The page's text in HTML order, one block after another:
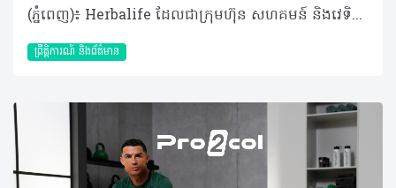
(ភ្នំពេញ)៖ Herbalife ដែលជាក្រុមហ៊ុន សហគមន៍ និងវេទិកាភ្ជាប់ទំនាក់ទំនង លំដាប់ថ្នាក់ពិភពលោក ផ្នែកសុខភាព និងសុខុមាលភាពបានចែករំលែកអំពី មូលហេតុដែលការថែទាំសុខភាពខ្លួនឯង គឺជាកាតព្វកិច្ចដែលអ្នកមិនគួរមើលរំលង។ ខណៈដែលយើងប្រារព្ធទិវានារីអន្តរជាតិឆ្នាំ ២០២៦ ប្រធានបទ #GiveToGain លើកទឹកចិត្តឱ្យមានការផ្លាស់ប្តូរវិជ្ជមានយូរអង្វែង មិនត្រឹមតែសម្រាប់អ្នកដទៃប៉ុណ្ណោះទេ ប៉ុន្តែគឺសម្រាប់ខ្លួនយើងផ្ទាល់ផងដែរ។ នៅក្នុងគ្រួសារជាច្រើននៅតំបន់អាស៊ីប៉ាស៊ីហ្វិក ស្ត្រីតែងតែរ៉ាប់រងតួនាទីជាច្រើនក្នុងពេលតែមួយ ជាអ្នកជំនាញនៅកន្លែងធ្វើការ ជាអ្នកសម្រេចចិត្តចំពោះកិច្ចការនានានៅផ្ទះ ហើយក៏ជាបង្គោលដ៏រឹងមាំផ្នែកស្មារតីសម្រាប់សមាជិកគ្រួសារទាំងមូលផងដែរ។ ការទទួលខុសត្រូវច្រើនទាំងនេះ តែងតែធ្វើឱ្យមានការទទួលទានអាហារមិនដិតដល់ ឬទាំងប្រញាប់ប្រញាល់ គេងមិនបានគ្រប់គ្រាន់ ភាពតានតឹងកើនឡើង ដែលនាំឱ្យសុខភាព និងសុខុមាលភាពធ្លាក់ចុះ ហើយជារឿយៗច្រើនតែត្រូវបានមើលរំលង។ ក្នុងនាមជាសមាជិកនៃក្រុមប្រឹក្សាយោបល់ផ្នែករបបអាហាររបស់ Herbalife ដែលធ្វើការជាមួយប្រទេសក្នុងតំបន់អាស៊ីប៉ាស៊ីហ្វិក មានការពិតមួយដែលខ្ញុំសង្កេតឃើញម្តងហើយម្តងទៀត៖ នៅពេលដែលស្ត្រីចាប់ផ្តើមវិនិយោគលើសុខភាពផ្ទាល់ខ្លួន គ្រួសារ កន្លែងធ្វើការ និងមនុស្សជំនាន់ក្រោយរបស់ពួកគេក៏ទទួលបានផលប្រយោជន៍ផងដែរ។ តាមរយៈការធ្វើការយ៉ាងជិតស្និទ្ធជាមួយស្ត្រីដែលត្រូវរ៉ាប់រងការទទួលខុសត្រូវច្រើន ប្រធានបទ #GiveToGain បានគូសបញ្ជាក់ពីការពិតដ៏សាមញ្ញមួយ៖ ការថែទាំសុខភាពខ្លួនឯង គឺជាមធ្យោបាយដ៏មានប្រសិទ្ធភាពបំផុតមួយ ដើម្បីរក្សាថាមពល និងភាពធន់ដែលចាំបាច់សម្រាប់ទ្រទ្រង់ទាំងការងារ និងគ្រួសារ។ ការផ្តល់ឱ្យរាងកាយ៖ តួនាទីនៃអាហារូបត្ថម្ភ និងជាតិទឹក ស្ត្រីនៅទូទាំងតំបន់ ក៏កំពុងប្រឈមមុខនឹងបញ្ហាអាហារូបត្ថម្ភដែលគួរឱ្យកត់សម្គាល់។ របាយការណ៍នានាបង្ហាញថា អត្រាលើសទម្ងន់ចំពោះមនុស្សពេញវ័យមានការកើនឡើងជាលំដាប់ ខណៈដែលបញ្ហាកុមារក្រិន និងជំងឺស្លេកស្លាំងនៅតែបន្តរីករាលដាលក្នុងចំណោមស្ត្រីក្នុងវ័យបន្តពូជ។ បន្ទុកទ្វេដងនេះប៉ះពាល់ដល់គ្រប់ទិដ្ឋភាពទាំងអស់ចាប់តាំងពីសុខភាពមាតា និងទារក រហូតដល់ថាមពលប្រចាំថ្ងៃ និងភាពរឹងមាំផ្នែកស្មារតី ដែលកាន់តែបញ្ជាក់ពីភាពចាំបាច់សម្រាប់ស្ត្រី ក្នុងការយកចិត្តទុកដាក់ពីសុខភាព និងសុខុមាលភាពរបស់ខ្លួនតាមរយៈការជ្រើសរើសដ៏ត្រឹមត្រូវ និងប្រកបដោយការយល់ដឹង។ អាហារូបត្ថម្ភគឺជាគ្រឹះនៃសុខភាព ដែលជួយទ្រទ្រង់ដល់កម្រិតថាមពល ស្ថិរភាពមេតាប៉ូលីស ប្រព័ន្ធភាពស៊ាំរឹងមាំ និងការឈានចូលវ័យជរាប្រកបដោយសុខភាពល្អពេញមួយជីវិតរបស់ស្ត្រី។ ការសិក្សានានាបានបង្ហាញថា កង្វះមីក្រូសារជាតិ ជាពិសេសជាតិដែក ហ្វូឡាត (folate) និងវីតាមីន B12 គឺជារឿងធម្មតាក្នុងចំណោមស្ត្រីក្នុងវ័យបន្តពូជនៅទូទាំងអាស៊ី បើទោះបីជាពួកគេទទួលបានបរិមាណកាឡូរីគ្រប់គ្រាន់ក៏ដោយ។ ការញ៉ាំទឹកឱ្យបានគ្រប់គ្រាន់ (ប្រហែល ២ លីត្រក្នុងមួយថ្ងៃ) ជួយឱ្យរាងកាយប្រើប្រាស់សារធាតុចិញ្ចឹមបានល្អ និងរក្សាមុខងារប្រចាំថ្ងៃ។ ដើម្បីរក្សាសុខភាពឱ្យបានល្អ ស្ត្រីគួរទម្លាប់យកទឹកតាមខ្លួន ជ្រើសរើសភេសជ្ជៈដែលមានជាតិស្ករទាប និងកម្រិតការញ៉ាំជាតិកាហ្វេអ៊ីនឱ្យបានសមស្រប ដើម្បីកុំឱ្យប៉ះពាល់ដល់តុល្យភាពជាតិទឹកក្នុងរាងកាយ។ ការផ្លាស់ប្តូរអ័រម៉ូន កំណត់តម្រូវការអាហារូបត្ថម្ភ ពេញមួយជីវិតរបស់ស្ត្រី តម្រូវការអាហារូបត្ថម្ភវិវឌ្ឍទៅតាមការផ្លាស់ប្តូរអ័រម៉ូន។ ឧទាហរណ៍៖ ក្នុងអំឡុងពេលមានរដូវ៖ ការបាត់បង់ជាតិដែកជាទៀងទាត់បានបង្កើនតម្រូវការអាហារដែលសម្បូរជាតិដែក ដូចជា សាច់គ្មានខ្លាញ់ សណ្តែកលីងទីល (lentils) សណ្តែកគ្រប់ប្រភេទ បន្លែស្លឹកបៃតង និងគ្រាប់ធញ្ញជាតិដែលបន្ថែមសារធាតុចិញ្ចឹម។ ការទទួលទានអាហារទាំងនេះ រួមជាមួយផ្លែឈើ និងបន្លែដែលសម្បូរវីតាមីន C នឹងជួយបង្កើនប្រសិទ្ធភាពនៃការបឺតស្រូបជាតិដែកចូលទៅក្នុងរាងកាយ។ ដំណាក់កាលអស់រដូវ៖ នាំមកនូវការប្រែប្រួលអ័រម៉ូន និងការផ្លាស់ប្តូរប្រព័ន្ធមេតាប៉ូលីស ដែលបង្កើនហានិភ័យនៃជំងឺសរសៃឈាមបេះដូង។ ដើម្បីទប់ស្កាត់បញ្ហានេះ ស្ត្រីគួរផ្ដោតលើការញ៉ាំបន្លែ ផ្លែឈើ និងអាហារសម្បូរអូមេហ្គា-៣ (ដូចជាត្រី និងគ្រាប់ធញ្ញជាតិ) ដើម្បីរក្សាកម្រិតកូឡេស្តេរ៉ុលឱ្យមានតុល្យភាព បន្ថែមពីនេះការញ៉ាំអាហារដែលមានជាតិសរសៃខ្ពស់ (ដូចជា សណ្តែក ផ្លែប៉ោមជាដើម) នឹងជួយគ្រប់គ្រងជាតិខ្លាញ់ក្នុងឈាម និងជួយឱ្យឆាប់ឆ្អែត ដែលមានប្រយោជន៍ខ្លាំងក្នុងការរក្សារាង និងទម្ងន់។ ចាប់ពីវ័យ ៤០ ឆ្នាំឡើងទៅ៖ ការថយចុះអរម៉ូនអ៊ឹស្ត្រូសែន (estrogen) អាចពន្លឿនការបាត់បង់កម្លាំងសាច់ដុំតាមអាយុ (sarcopenia)។ ការធ្វើសកម្មភាពរាងកាយឱ្យបានគ្រប់គ្រាន់ រួមទាំងការហាត់ប្រាណដែលផ្តោតលើការពង្រឹងកម្លាំង (resistance training) និងការទទួលទានប្រូតេអ៊ីនគ្រប់គ្រាន់ គឺចាំបាច់ណាស់សម្រាប់រក្សាសាច់ដុំ និងកម្លាំង។ ការប្រើប្រាស់អាហារបំប៉នអាចជួយបំពេញចន្លោះខ្វះខាតនៃរបបអាហារ ប៉ុន្តែគួរតែត្រូវបានរៀបចំឡើងឱ្យស្របតាមតម្រូវការបុគ្គល និងណែនាំដោយអ្នកជំនាញ ឬគ្រូបង្វឹកដែលមានការបណ្តុះបណ្តាលត្រឹមត្រូវ។ ទំនាក់ទំនងរវាងភាពតានតឹង ការគេង និងការគ្រប់គ្រងទម្ងន់ ការគេងលក់ស្កប់ស្កល់ ការហាត់ប្រាណ និងការគ្រប់គ្រងស្ត្រេស គឺជាកត្តាដែលមិនអាចខ្វះបានក្នុងការរក្សាទម្ងន់ និងសម្រស់ស្បែក។ ការអនុវត្តទម្លាប់ទាំងនេះឱ្យបានជាប់លាប់ នឹងជួយឱ្យអ័រម៉ូនមានតុល្យភាព ជម្រុញប្រព័ន្ធដុតរំលាយអាហារ និងជួយឱ្យរាងកាយមានសមត្ថភាពជួសជុលកោសិកាដែលខូចខាតឡើងវិញបានយ៉ាងល្អ។ ការហាត់ប្រាណកម្រិតមធ្យម ១៥០ នាទីក្នុងមួយសប្តាហ៍ រួមជាមួយលំហាត់ប្រាណដែលផ្តោតលើការពង្រឹងកម្លាំង ជួយពង្រឹងសរសៃឈាមបេះដូង សាច់ដុំ ឆ្អឹង និងគុណភាពនៃការគេង ដែលជាកត្តាចាំបាច់បំផុតសម្រាប់ស្ត្រីវ័យអស់រដូវ។ បន្ថែមពីនេះ ការគេងឱ្យទៀងពេល និងការកាត់បន្ថយការប្រើទូរស័ព្ទមុនចូលគេង គឺជាគ្រឹះដ៏សំខាន់ក្នុងការទ្រទ្រង់ប្រព័ន្ធដុតរំលាយអាហារ ជួយដល់ការគ្រប់គ្រងទម្ងន់ និងធានាបាននូវវ័យជរាដែលមានសុខភាពល្អ។ របបអាហារត្រឹមត្រូវ (ដូចជាអូមេហ្គា-៣ ញ៉ាំទឹកឱ្យគ្រប់គ្រាន់ និងទៀងពេល) ជួយកាត់បន្ថយស្ត្រេស ធ្វើឱ្យគេងលក់ស្រួល និងរក្សាតុល្យភាពអារម្មណ៍ឱ្យបានល្អ ទោះបីជាត្រូវប្រឈមនឹងសម្ពាធការងារប្រចាំថ្ងៃក៏ដោយ។ ការស្រាវជ្រាវក៏បានរកឃើញដែរថា ការគាំទ្រពីសង្គមជួយឱ្យស្ត្រីមានផ្លូវចិត្តល្អ និងដោះស្រាយបញ្ហាបានពូកែ។ កាលណាស្ត្រីមានសុខភាពល្អ វានឹងជម្រុញឱ្យគ្រួសារ សហគមន៍ និងសេដ្ឋកិច្ចទាំងមូល រីកចម្រើន និងរឹងមាំទៅតាមនោះដែរ។ សរុបសេចក្តីមកវិញ សុខុមាលភាពក្នុងរយៈពេលយូរអង្វែង កើតចេញពីការជ្រើសរើសថែទាំ និងចិញ្ចឹមបីបាច់រាងកាយឱ្យបានទៀងទាត់ជារៀងរាល់ថ្ងៃ ជាជាងការចាំទាល់តែមានរោគសញ្ញាឈឺទើបចាប់ផ្តើមការពារ។ អំពីក្រុមហ៊ុន Herbalife ក្រុមហ៊ុន Herbalife (NYSE: HLF) គឺជាក្រុមហ៊ុនសុខភាព និងសុខុមាលភាពឈានមុខគេ និងជាសហគមន៍ដែលកំពុងផ្លាស់ប្តូរជីវិតរបស់មនុស្សជាមួយនឹងផលិតផលអាហារូបត្ថម្ភដ៏អស្ចារ្យ និងជាឱកាសអាជីវកម្មសម្រាប់សមាជិកឯករាជ្យរបស់ខ្លួនចាប់តាំងពីឆ្នាំ 1980។ ក្រុមហ៊ុនផ្តល់ជូននូវផលិតផលដែលគាំទ្រដោយវិទ្យាសាស្រ្តដល់អ្នកប្រើប្រាស់នៅក្នុងទីផ្សារជាង 90។ តាមរយៈសមាជិកឯករាជ្យដែលផ្តល់ជូននូវការបណ្តុះបណ្តាលមួយទល់មួយ និងផ្តល់ការគាំទ្រសហគមន៍ដោយបំផុសគំនិតឱ្យអតិថិជនប្រកាន់ខ្ជាប់នូវរបៀបរស់នៅដែលមានភាពសកម្ម។
ព្រឹត្តិការណ៍ និងព័ត៌មាន